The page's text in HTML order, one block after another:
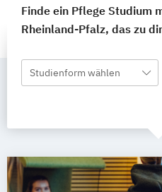
Finde ein Pflege Studium
Rheinland-Pfalz, das zu
Studienform wählen